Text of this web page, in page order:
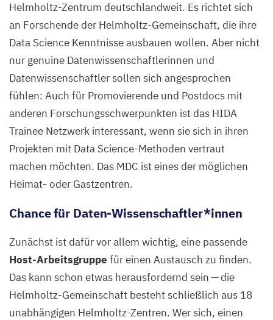
Helmholtz-Zentrum deutschlandweit. Es richtet sich
an Forschende der Helmholtz-Gemeinschaft, die ihre
Data Science Kenntnisse ausbauen wollen. Aber nicht
nur genuine Datenwissenschaftlerinnen und
Datenwissenschaftler sollen sich angesprochen
fühlen: Auch für Promovierende und Postdocs mit
anderen Forschungsschwerpunkten ist das HIDA
Trainee Netzwerk interessant, wenn sie sich in ihren
Projekten mit Data Science-Methoden vertraut
machen möchten. Das MDC ist eines der möglichen
Heimat- oder Gastzentren.
Chance für Daten-Wissenschaftler*innen
Zunächst ist dafür vor allem wichtig, eine passende
Host-Arbeitsgruppe für einen Austausch zu finden.
Das kann schon etwas herausfordernd sein — die
Helmholtz-Gemeinschaft besteht schließlich aus 18
unabhängigen Helmholtz-Zentren. Wer sich, einen